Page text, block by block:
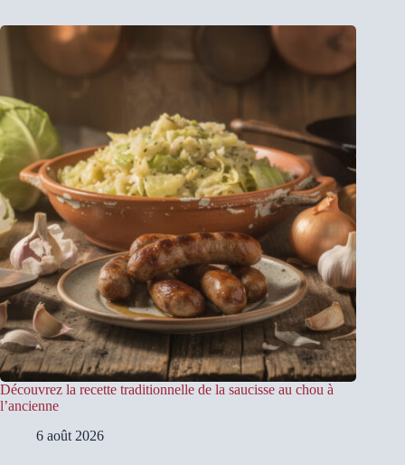
Découvrez la recette traditionnelle de la saucisse au chou à
l’ancienne
6 août 2026